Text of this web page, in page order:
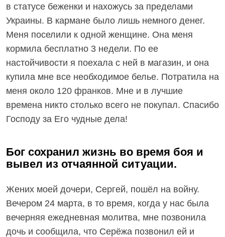
в статусе беженки и нахожусь за пределами
Украины. В кармане было лишь немного денег.
Меня поселили к одной женщине. Она меня
кормила бесплатно 3 недели. По ее
настойчивости я поехала с ней в магазин, и она
купила мне все необходимое белье. Потратила на
меня около 120 франков. Мне и в лучшие
времена никто столько всего не покупал. Спасибо
Господу за Его чудные дела!
Бог сохранил жизнь во время боя и
вывел из отчаянной ситуации.
Жених моей дочери, Сергей, пошёл на войну.
Вечером 24 марта, в то время, когда у нас была
вечерняя ежедневная молитва, мне позвонила
дочь и сообщила, что Серёжа позвонил ей и